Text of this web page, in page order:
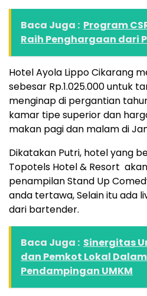
Baca Juga : Program
Raih Penghargaan dari
Hotel Ayola Lippo Cikarang
sebesar Rp.1.025.000 untuk
menginap di pergantian
kamar tipe superior dan
makan pagi dan malam di
Dikatakan Putri, hotel yang
Topotels Hotel & Resort
penampilan Stand Up
anda tertawa, Selain itu ada
dari bartender.
Baca Juga : Sinergitas
dan Pemkot Lokal
Pendampingan UMKM